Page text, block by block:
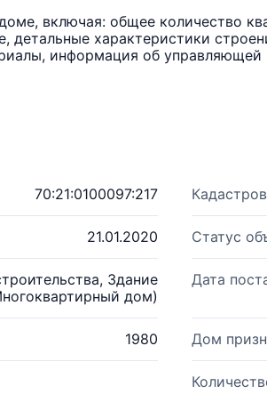
включая: общее количество
характеристики
информация об управляющей
70:21:0100097:217
21.01.2020 Статус
Здание
дом)
Дата
1980 Дом